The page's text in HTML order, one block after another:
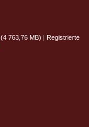
(4 763,76 MB) | Registrierte